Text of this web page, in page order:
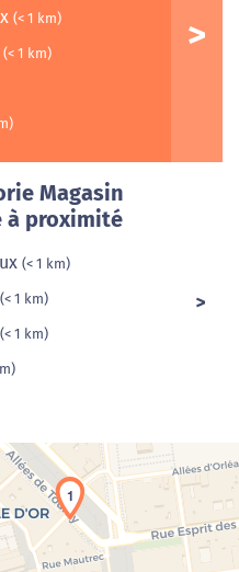
(< 1 km)
(< 1 km)
Magasin
à proximité
(< 1 km)
(< 1 km)
(< 1 km)
1